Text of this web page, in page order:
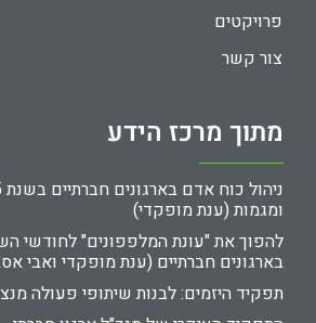
פרויקטים
צור קשר
מתוך מרכז הידע
ומגמות (ענת מופקדי)
להפוך את "עונת המלפפונים" לחודשי
בארגונים חברתיים (ענת מופקדי ואבי
תפקיד היזמים: לבנות שיתופי פעולה